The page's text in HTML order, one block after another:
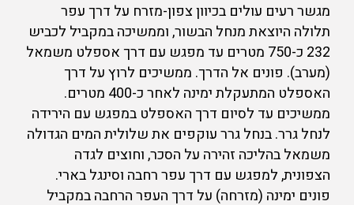
מגשר רעים עולים בכיוון צפון-מזרח על דרך עפר
תלולה היוצאת מנחל הבשור, וממשיכה במקביל לכביש
232 כ-750 מטרים עד מפגש עם דרך אספלט משמאל
(מערב). פונים אל הדרך. ממשיכים לרוץ על דרך
האספלט המתעקלת ימינה לאחר כ-400 מטרים.
ממשיכים עד לסיום דרך האספלט במפגש עם הירידה
לנחל גרר. בנחל גרר עוקפים את שלולית המים הגדולה
משמאל בהליכה זהירה על הסכר, וחוצים לגדה
הצפונית, למפגש עם דרך עפר רחבה וסינגל בארי.
פונים ימינה (מזרחה) על דרך העפר הרחבה במקביל